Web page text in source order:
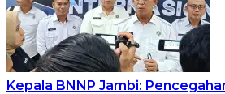
Kepala BNNP Jambi: